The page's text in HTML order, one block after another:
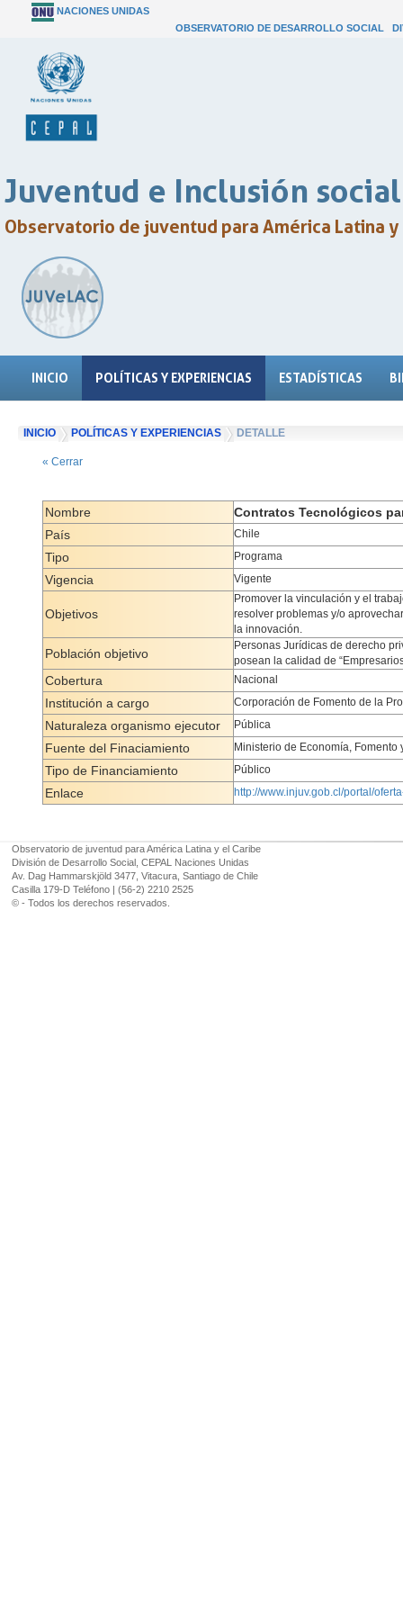
NACIONES UNIDAS
OBSERVATORIO DE DESARROLLO SOCIAL
Juventud e Inclusión social
Observatorio de juventud para América Latina
INICIO POLÍTICAS Y EXPERIENCIAS ESTADÍSTICAS
INICIO POLÍTICAS Y EXPERIENCIAS DETALLE
« Cerrar
Nombre
Contratos Tecnológicos
País
Chile
Tipo Programa
Vigencia Vigente
Objetivos
Promover la vinculación y el
resolver problemas y/o
la innovación.
Población objetivo
Personas Jurídicas de derecho
posean la calidad de
Cobertura Nacional
Institución a cargo Corporación de Fomento de la
Naturaleza organismo ejecutor Pública
Fuente del Finaciamiento Ministerio de Economía, Fomento
Tipo de Financiamiento Público
Enlace http://www.injuv.gob.cl/portal/
Observatorio de juventud para América Latina y el Caribe
División de Desarrollo Social, CEPAL Naciones Unidas
Av. Dag Hammarskjöld 3477, Vitacura, Santiago de Chile
Casilla 179-D Teléfono | (56-2) 2210 2525
© - Todos los derechos reservados.